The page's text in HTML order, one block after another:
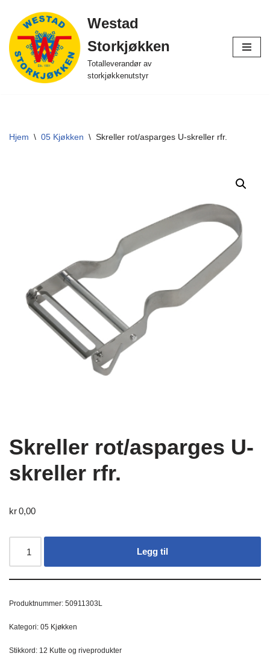
Hopp
til
innholdet
Westad
Storkjøkken
Totalleverandør av
storkjøkkenutstyr
Hjem \ 05 Kjøkken \ Skreller rot/asparges U-skreller rfr.
Skreller rot/asparges U-
skreller rfr.
kr0,00
Legg til
Produktnummer: 50911303L
Kategori: 05 Kjøkken
Stikkord: 12 Kutte og riveprodukter